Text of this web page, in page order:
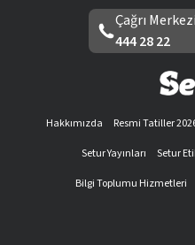
Çağrı Merkezi
444 28 22
Hakkımızda Resmi Tatiller
Setur Yayınları
Setur
Bilgi Toplumu Hizmetleri